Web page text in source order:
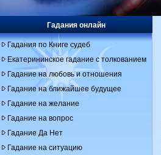
Гадания онлайн
Гадания по Книге судеб
Екатерининское гадание с толкованием
Гадание на любовь и отношения
Гадание на ближайшее будущее
Гадание на желание
Гадание на вопрос
Гадание Да Нет
Гадание на ситуацию